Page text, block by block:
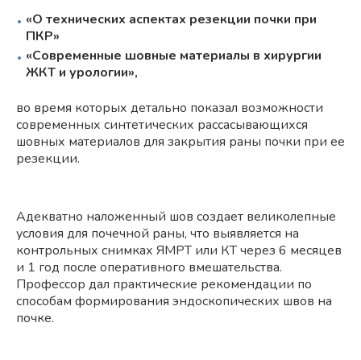
«О технических аспектах резекции почки при
ПКР»
«Современные шовные материалы в хирургии
ЖКТ и урологии»,
во время которых детально показал возможности
современных синтетических рассасывающихся
шовных материалов для закрытия раны почки при ее
резекции.
Адекватно наложенный шов создает великолепные
условия для почечной раны, что выявляется на
контрольных снимках ЯМРТ или КТ через 6 месяцев
и 1 год после оперативного вмешательства.
Профессор дал практические рекомендации по
способам формирования эндоскопических швов на
почке.